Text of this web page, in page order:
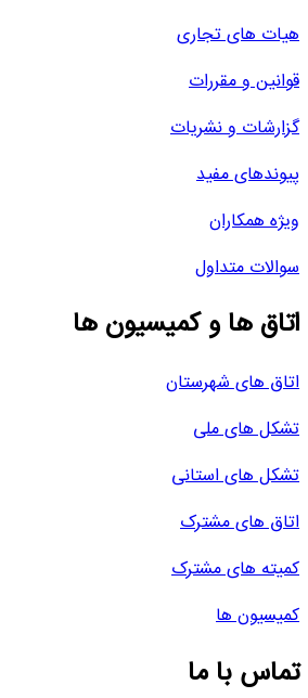
هیات های تجاری
قوانین و مقررات
گزارشات و نشریات
پیوندهای مفید
ویژه همکاران
سوالات متداول
اتاق ها و کمیسیون ها
اتاق های شهرستان
تشکل های ملی
تشکل های استانی
اتاق های مشترک
کمیته های مشترک
کمیسیون ها
تماس با ما